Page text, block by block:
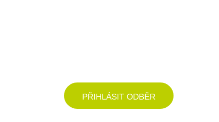
PŘIHLÁSIT ODBĚR